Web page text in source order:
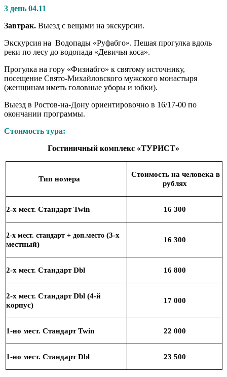
3 день 04.11
Завтрак. Выезд с вещами на экскурсии.
Экскурсия на Водопады «Руфабго». Пешая прогулка вдоль
реки по лесу до водопада «Девичья коса».
Прогулка на гору «Физиабго» к святому источнику,
посещение Свято-Михайловского мужского монастыря
(женщинам иметь головные уборы и юбки).
Выезд в Ростов-на-Дону ориентировочно в 16/17-00 по
окончании программы.
Стоимость тура:
Гостиничный комплекс «ТУРИСТ»
Тип номера
Стоимость на человека в
рублях
2-х мест. СтандартTwin 16 300
2-х мест. стандарт + доп.место (3-х
местный)
16 300
2-х мест. СтандартDbl 16 800
2-х мест. СтандартDbl (4-й
корпус)
17 000
1-но мест. Стандарт Twin 22 000
1-но мест. СтандартDbl 23 500